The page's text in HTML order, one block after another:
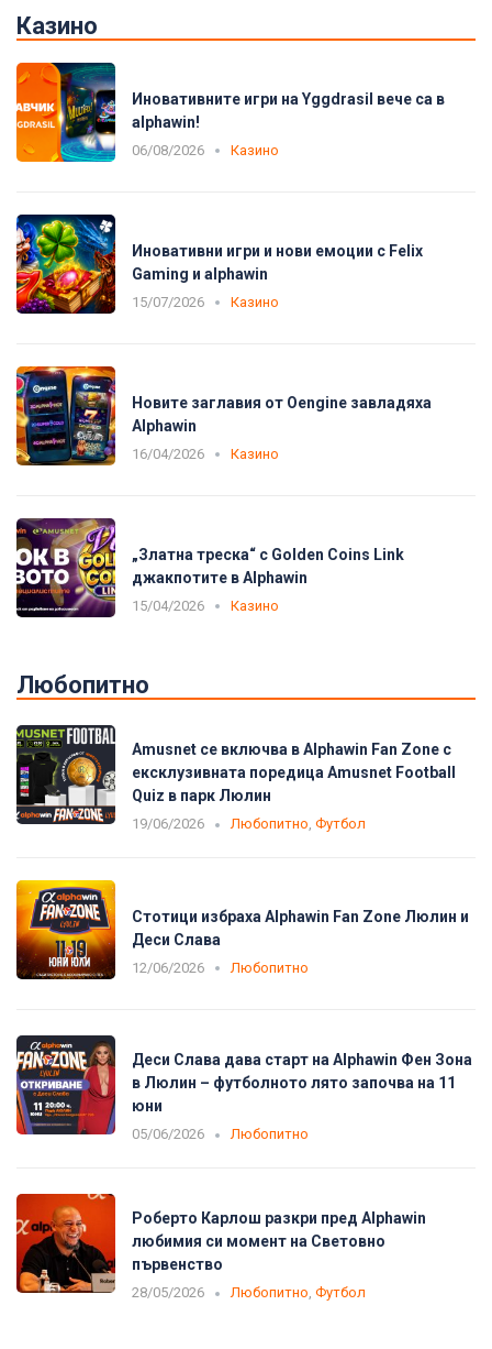
Казино
Иновативните игри на Yggdrasil вече са в
alphawin!
06/08/2026 Казино
Иновативни игри и нови емоции с Felix
Gaming и alphawin
15/07/2026 Казино
Новите заглавия от Oengine завладяха
Alphawin
16/04/2026 Казино
„Златна треска“ с Golden Coins Link
джакпотите в Alphawin
15/04/2026 Казино
Любопитно
Amusnet се включва в Alphawin Fan Zone с
ексклузивната поредица Amusnet Football
Quiz в парк Люлин
19/06/2026 Любопитно, Футбол
Стотици избраха Alphawin Fan Zone Люлин и
Деси Слава
12/06/2026 Любопитно
Деси Слава дава старт на Alphawin Фен Зона
в Люлин – футболното лято започва на 11
юни
05/06/2026 Любопитно
Роберто Карлош разкри пред Alphawin
любимия си момент на Световно
първенство
28/05/2026 Любопитно, Футбол